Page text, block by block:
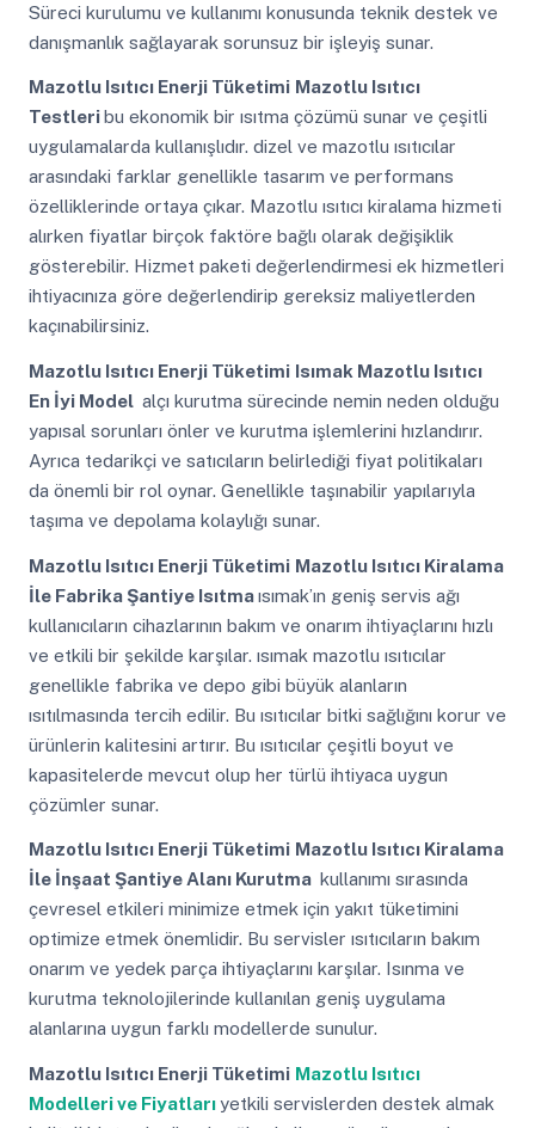
Süreci kurulumu ve kullanımı konusunda teknik destek ve
danışmanlık sağlayarak sorunsuz bir işleyiş sunar.
Mazotlu Isıtıcı Enerji Tüketimi Mazotlu Isıtıcı
Testleri bu ekonomik bir ısıtma çözümü sunar ve çeşitli
uygulamalarda kullanışlıdır. dizel ve mazotlu ısıtıcılar
arasındaki farklar genellikle tasarım ve performans
özelliklerinde ortaya çıkar. Mazotlu ısıtıcı kiralama hizmeti
alırken fiyatlar birçok faktöre bağlı olarak değişiklik
gösterebilir. Hizmet paketi değerlendirmesi ek hizmetleri
ihtiyacınıza göre değerlendirip gereksiz maliyetlerden
kaçınabilirsiniz.
Mazotlu Isıtıcı Enerji Tüketimi Isımak Mazotlu Isıtıcı
En İyi Model alçı kurutma sürecinde nemin neden olduğu
yapısal sorunları önler ve kurutma işlemlerini hızlandırır.
Ayrıca tedarikçi ve satıcıların belirlediği fiyat politikaları
da önemli bir rol oynar. Genellikle taşınabilir yapılarıyla
taşıma ve depolama kolaylığı sunar.
Mazotlu Isıtıcı Enerji Tüketimi Mazotlu Isıtıcı Kiralama
İle Fabrika Şantiye Isıtmaısımak’ın geniş servis ağı
kullanıcıların cihazlarının bakım ve onarım ihtiyaçlarını hızlı
ve etkili bir şekilde karşılar. ısımak mazotlu ısıtıcılar
genellikle fabrika ve depo gibi büyük alanların
ısıtılmasında tercih edilir. Bu ısıtıcılar bitki sağlığını korur ve
ürünlerin kalitesini artırır. Bu ısıtıcılar çeşitli boyut ve
kapasitelerde mevcut olup her türlü ihtiyaca uygun
çözümler sunar.
Mazotlu Isıtıcı Enerji Tüketimi Mazotlu Isıtıcı Kiralama
İle İnşaat Şantiye Alanı Kurutma kullanımı sırasında
çevresel etkileri minimize etmek için yakıt tüketimini
optimize etmek önemlidir. Bu servisler ısıtıcıların bakım
onarım ve yedek parça ihtiyaçlarını karşılar. Isınma ve
kurutma teknolojilerinde kullanılan geniş uygulama
alanlarına uygun farklı modellerde sunulur.
Mazotlu Isıtıcı Enerji Tüketimi Mazotlu Isıtıcı
Modelleri ve Fiyatlarıyetkili servislerden destek almak